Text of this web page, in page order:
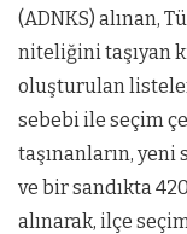
(ADNKS) alınan,
niteliğini taşıyan
oluşturulan
sebebi ile seçim
taşınanların,
ve bir sandıkta
alınarak, ilçe